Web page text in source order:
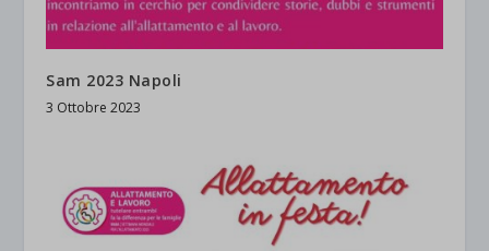
Sam 2023 Napoli
3 Ottobre 2023